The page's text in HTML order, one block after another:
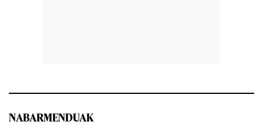
NABARMENDUAK